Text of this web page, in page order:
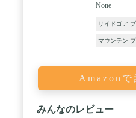
None
サイドゴア
マウンテン
Amazonで
みんなのレビュー